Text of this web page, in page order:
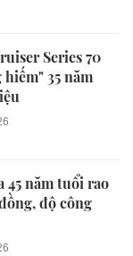
Series 70
hiếm" 35 năm
45 năm tuổi rao
độ công